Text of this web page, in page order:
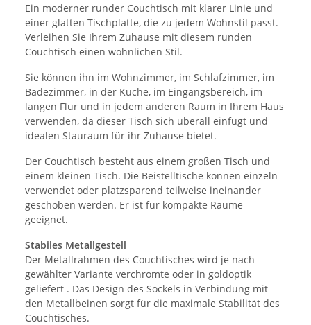
Ein moderner runder Couchtisch mit klarer Linie und
einer glatten Tischplatte, die zu jedem Wohnstil passt.
Verleihen Sie Ihrem Zuhause mit diesem runden
Couchtisch einen wohnlichen Stil.
Sie können ihn im Wohnzimmer, im Schlafzimmer, im
Badezimmer, in der Küche, im Eingangsbereich, im
langen Flur und in jedem anderen Raum in Ihrem Haus
verwenden, da dieser Tisch sich überall einfügt und
idealen Stauraum für ihr Zuhause bietet.
Der Couchtisch besteht aus einem großen Tisch und
einem kleinen Tisch. Die Beistelltische können einzeln
verwendet oder platzsparend teilweise ineinander
geschoben werden. Er ist für kompakte Räume
geeignet.
Stabiles Metallgestell
Der Metallrahmen des Couchtisches wird je nach
gewählter Variante verchromte oder in goldoptik
geliefert . Das Design des Sockels in Verbindung mit
den Metallbeinen sorgt für die maximale Stabilität des
Couchtisches.